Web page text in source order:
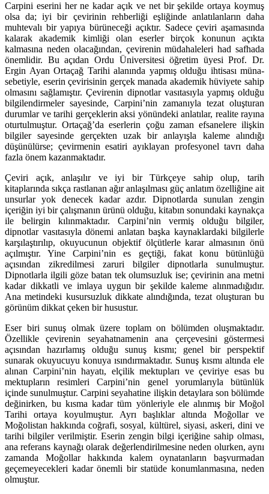
Carpini eserini her ne kadar açık ve net bir şekilde ortaya koymuş
olsa da; iyi bir çevirinin rehberliği eşliğinde anlatılanların daha
muhtevalı bir yapıya bü­rü­neceği açıktır. Sadece çeviri aşamasında
kalarak akademik kimliği olan eserler birçok konunun açıkta
kalmasına neden olacağından, çevirenin mü­da­haleleri had safhada
önemlidir. Bu açıdan Ordu Üniversitesi öğretim üyesi Prof. Dr.
Ergin Ayan Ortaçağ Tarihi alanında yapmış olduğu ihtisası müna­
sebetiyle, eserin çevirisinin gerçek manada akademik hüviyete sahip
olması­nı sağlamıştır. Çevirenin dipnotlar vasıtasıyla yapmış olduğu
bilgilendirmeler sayesinde, Carpini’nin zamanıyla tezat oluşturan
durumlar ve tarihi gerçekle­rin aksi yönündeki anlatılar, realite rayına
oturtulmuştur. Ortaçağ’da eserle­rin çoğu zaman efsanelere ilişkin
bilgiler sayesinde gerçekten uzak bir anla­yışla kaleme alındığı
düşünülürse; çevirmenin esatiri ayıklayan profesyonel tavrı daha
fazla önem kazanmaktadır.
Çeviri açık, anlaşılır ve iyi bir Türkçeye sahip olup, tarih
kitaplarında sıkça rastlanan ağır anlaşılması güç anlatım özelliğine ait
unsurlar yok denecek ka­dar azdır. Dipnotlarda sunulan zengin
içeriğin iyi bir çalışmanın ürünü olduğu, kitabın sonundaki kaynakça
ile belirgin kılınmaktadır. Carpini’nin vermiş ol­du­ğu bilgiler,
dipnotlar vasıtasıyla dönemi anlatan başka kaynaklardaki bilgi­lerle
karşılaştırılıp, okuyucunun objektif ölçütlerle karar almasının önü
açılmıştır. Yine Carpini’nin es geçtiği, fakat konu bütünlüğü
açısından zikredil­mesi zaruri bilgiler dipnotlarla sunulmuştur.
Dipnotlarla ilgili göze batan tek olumsuzluk ise; çevirinin ana metni
kadar dikkatli ve imlaya uygun bir şekilde kaleme alınmadığıdır.
Ana metindeki kusursuzluk dikkate alındığında, tezat oluşturan bu
görünüm dikkat çeken bir husustur.
Eser biri sunuş olmak üzere toplam on bölümden oluşmaktadır.
Özellikle çevirenin seyahatnamenin ana çerçevesini göstermesi
açısından hazırlamış olduğu sunuş kısmı; genel bir perspektif
sunarak okuyucuyu konuya ısındır­maktadır. Sunuş kısmı altında ele
alınan Carpini’nin hayatı, elçilik mektupları ve çeviriye esas bu
mektupların resimleri Carpini’nin genel yorumlarıyla bü­tünlük
içinde sunulmuştur. Carpini seyahatine ilişkin detaylara son bölümde
değinirken, bu kısma kadar tüm yönleriyle ele alınmış bir Moğol
Tarihi ortaya koyulmuştur. Ayrı başlıklar altında Moğollar ve
Moğolistan hakkında coğrafi, sosyal, kültürel, siyasi, askeri, dini ve
tarihi bilgiler verilmiştir. Eserin zengin bilgi içeriğine sahip olması,
ana referans kaynağı olarak değerlendirilmesine neden olurken, aynı
zamanda Moğollar hakkında kalem oynatanların başvur­madan
geçemeyecekleri kadar önemli bir statüde konumlanmasına, neden
olmuştur.